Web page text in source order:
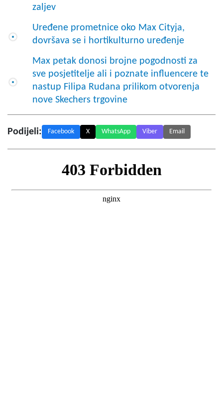
zaljev
Uređene prometnice oko Max Cityja,
dovršava se i hortikulturno uređenje
Max petak donosi brojne pogodnosti za
sve posjetitelje ali i poznate influencere te
nastup Filipa Rudana prilikom otvorenja
nove Skechers trgovine
Podijeli: Facebook X WhatsApp Viber Email